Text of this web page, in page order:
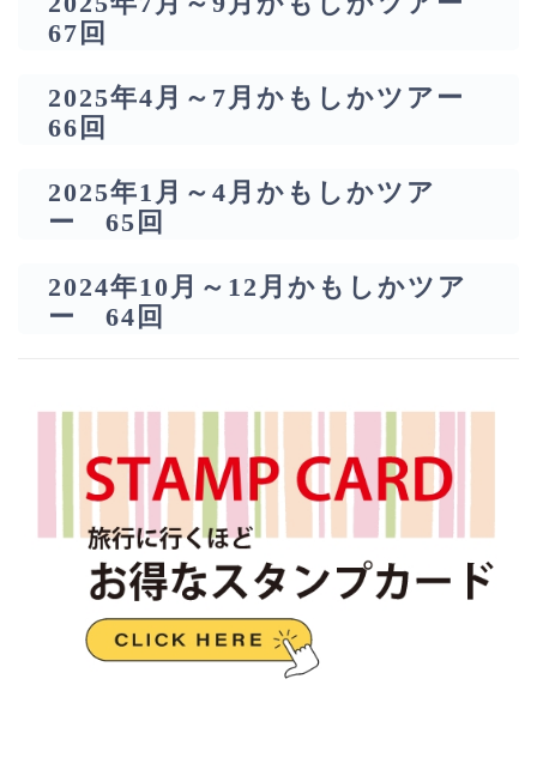
67回
2025年4月～7月かもしかツアー
66回
2025年1月～4月かもしかツア
ー 65回
2024年10月～12月かもしかツア
ー 64回